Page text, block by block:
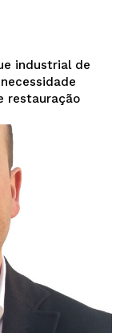
industrial de
restauração